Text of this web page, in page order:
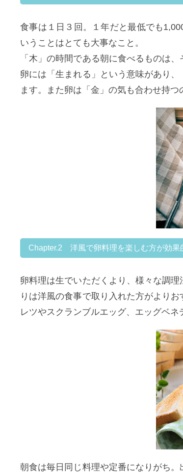
食事は１日３回。１年だと最低でも
いうことはとても大事なこと。
「木」の時間である朝に食べるものは
卵には「生まれる」という意味があり
ます。また卵は「金」の気も合わせ持つ
Chapter.2 洋風で卵料理を楽しむ方が効果
卵料理は生でいただくより、様々な調
りは洋風の食事で取り入れた方がより
レツやスクランブルエッグ、エッグベネ
朝食は毎日同じ料理や定番になりがち